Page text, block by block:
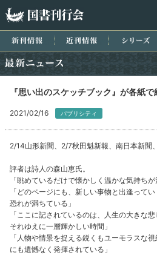
新刊情報 近刊情報
『思い出のスケッチブック』が各紙で
2021/02/16 パブリシティ
2/14山形新聞、2/7秋田魁新報、南日本新聞
評者は詩人の森山恵氏。
「眺めているだけで懐かしく温かな気持ちが
「どのページにも、新しい事物と出逢って
恐れが満ちている」
「ここに記されているのは、人生の大きな
それゆえに一層輝かしい時間」
「人物や情景を捉える鋭くもユーモラスな
にも遺憾なく発揮されている」